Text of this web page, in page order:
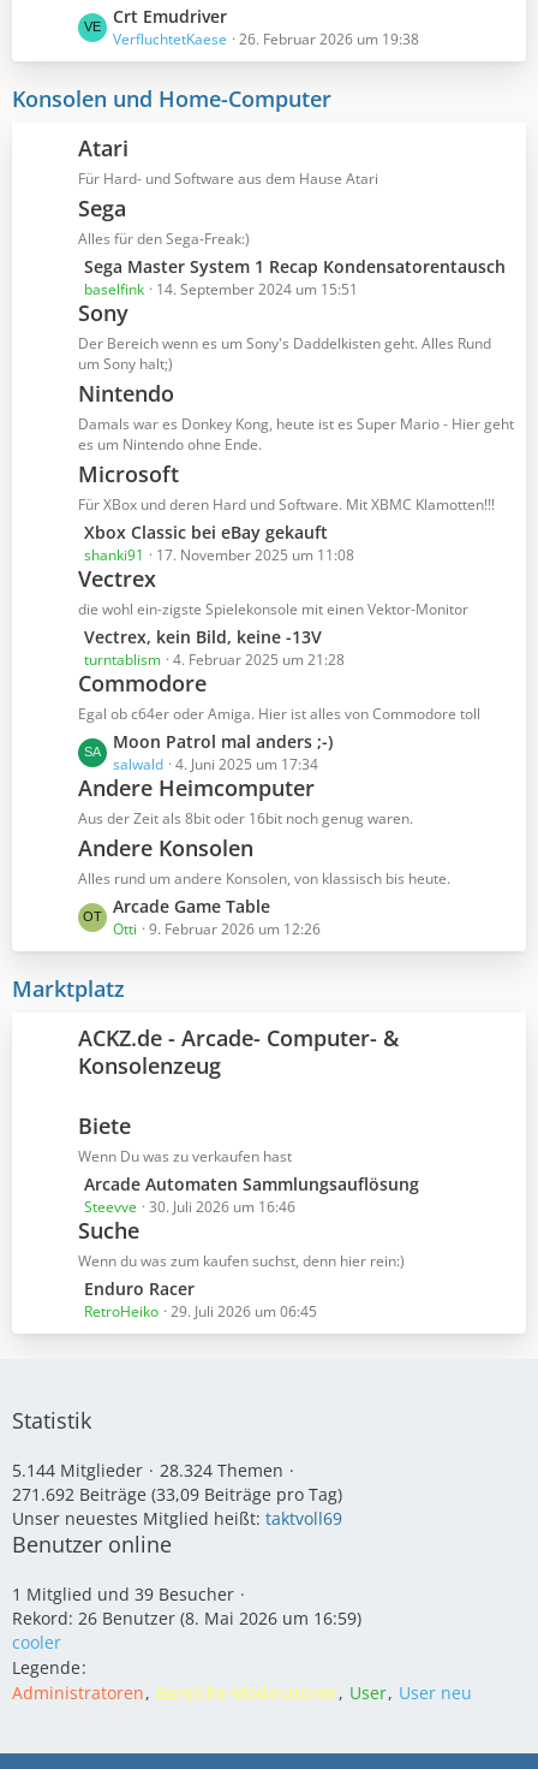
r
e
e
B
i
r
ä
g
e
L
e
t
z
t
e
B
e
i
t
ä
g
e
Crt Emudriver
VerfluchtetKaese 26. Februar 2026 um 19:38
Konsolen und Home-Computer
Atari
Für Hard- und Software aus dem Hause Atari
Sega
Alles für den Sega-Freak:)
L
e
t
z
t
e
e
t
r
ä
g
e
Sega Master System 1 Recap Kondensatorentausch
baselfink 14. September 2024 um 15:51
Sony
Der Bereich wenn es um Sony's Daddelkisten geht. Alles Rund
um Sony halt;)
Nintendo
Damals war es Donkey Kong, heute ist es Super Mario - Hier geht
es um Nintendo ohne Ende.
Microsoft
Für XBox und deren Hard und Software. Mit XBMC Klamotten!!!
L
e
t
z
e
B
i
t
r
ä
g
e
Xbox Classic bei eBay gekauft
shanki91 17. November 2025 um 11:08
Vectrex
die wohl ein-zigste Spielekonsole mit einen Vektor-Monitor
L
e
t
z
e
B
i
t
r
ä
g
e
Vectrex, kein Bild, keine -13V
turntablism 4. Februar 2025 um 21:28
Commodore
Egal ob c64er oder Amiga. Hier ist alles von Commodore toll
L
e
t
z
t
e
B
e
i
t
r
ä
g
e
Moon Patrol mal anders ;-)
salwald 4. Juni 2025 um 17:34
Andere Heimcomputer
Aus der Zeit als 8bit oder 16bit noch genug waren.
Andere Konsolen
Alles rund um andere Konsolen, von klassisch bis heute.
L
e
t
t
e
B
e
t
r
g
e
Arcade Game Table
Otti 9. Februar 2026 um 12:26
Marktplatz
ACKZ.de - Arcade- Computer- &
Konsolenzeug
Biete
Wenn Du was zu verkaufen hast
L
e
t
z
e
B
r
g
e
Arcade Automaten Sammlungsauflösung
Steevve 30. Juli 2026 um 16:46
Suche
Wenn du was zum kaufen suchst, denn hier rein:)
L
e
t
e
B
i
t
r
ä
e
Enduro Racer
RetroHeiko 29. Juli 2026 um 06:45
Statistik
5.144 Mitglieder
28.324 Themen
271.692 Beiträge (33,09 Beiträge pro Tag)
Unser neuestes Mitglied heißt: taktvoll69
Benutzer online
1 Mitglied und 39 Besucher
Rekord: 26 Benutzer (8. Mai 2026 um 16:59)
cooler
Legende
Administratoren
Bereichs-Moderatoren User User neu